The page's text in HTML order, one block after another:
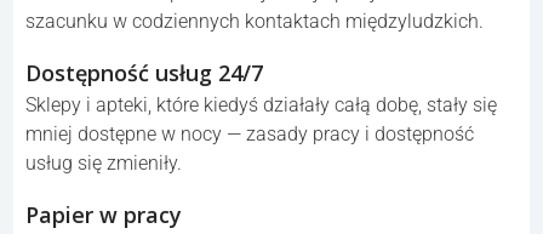
szacunku w codziennych kontaktach międzyludzkich.
Dostępność usług 24/7
Sklepy i apteki, które kiedyś działały całą dobę, stały się
mniej dostępne w nocy — zasady pracy i dostępność
usług się zmieniły.
Papier w pracy